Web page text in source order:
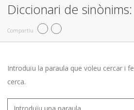
Diccionari de
Compartiu
Introduïu la paraula que voleu cercar i
cerca.